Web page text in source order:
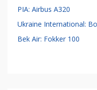
PIA: Airbus A320
Ukraine International:
Bek Air: Fokker 100